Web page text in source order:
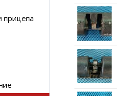
прицепа